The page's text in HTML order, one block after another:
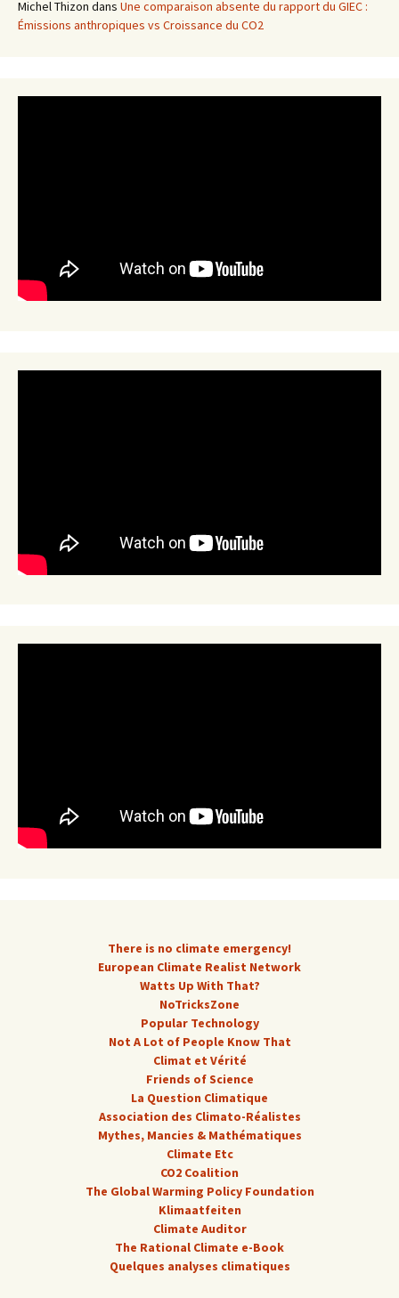
Michel Thizon dans Une comparaison absente du rapport du GIEC :
Émissions anthropiques vs Croissance du CO2
There is no climate emergency!
European Climate Realist Network
Watts Up With That?
NoTricksZone
Popular Technology
Not A Lot of People Know That
Climat et Vérité
Friends of Science
La Question Climatique
Association des Climato-Réalistes
Mythes, Mancies & Mathématiques
Climate Etc
CO2 Coalition
The Global Warming Policy Foundation
Klimaatfeiten
Climate Auditor
The Rational Climate e-Book
Quelques analyses climatiques